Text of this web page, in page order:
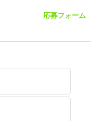
応募フォーム